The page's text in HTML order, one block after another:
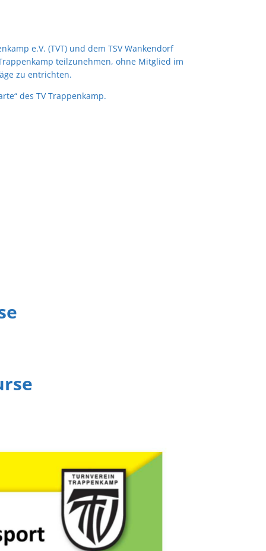
e.V. (TVT) und dem TSV Wankendorf
teilzunehmen, ohne Mitglied im
zu entrichten.
des TV Trappenkamp.